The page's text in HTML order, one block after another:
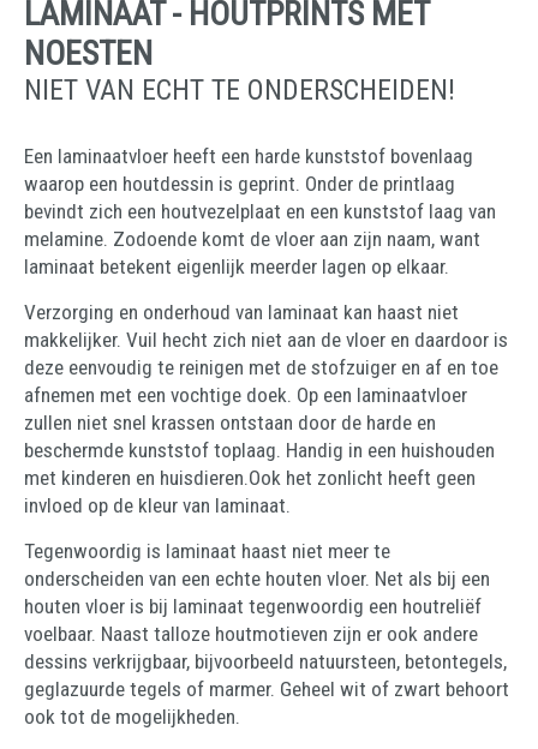
LAMINAAT - HOUTPRINTS MET
NOESTEN
NIET VAN ECHT TE ONDERSCHEIDEN!
Een laminaatvloer heeft een harde kunststof bovenlaag
waarop een houtdessin is geprint. Onder de printlaag
bevindt zich een houtvezelplaat en een kunststof laag van
melamine. Zodoende komt de vloer aan zijn naam, want
laminaat betekent eigenlijk meerder lagen op elkaar.
Verzorging en onderhoud van laminaat kan haast niet
makkelijker. Vuil hecht zich niet aan de vloer en daardoor is
deze eenvoudig te reinigen met de stofzuiger en af en toe
afnemen met een vochtige doek. Op een laminaatvloer
zullen niet snel krassen ontstaan door de harde en
beschermde kunststof toplaag. Handig in een huishouden
met kinderen en huisdieren.Ook het zonlicht heeft geen
invloed op de kleur van laminaat.
Tegenwoordig is laminaat haast niet meer te
onderscheiden van een echte houten vloer. Net als bij een
houten vloer is bij laminaat tegenwoordig een houtreliëf
voelbaar. Naast talloze houtmotieven zijn er ook andere
dessins verkrijgbaar, bijvoorbeeld natuursteen, betontegels,
geglazuurde tegels of marmer. Geheel wit of zwart behoort
ook tot de mogelijkheden.